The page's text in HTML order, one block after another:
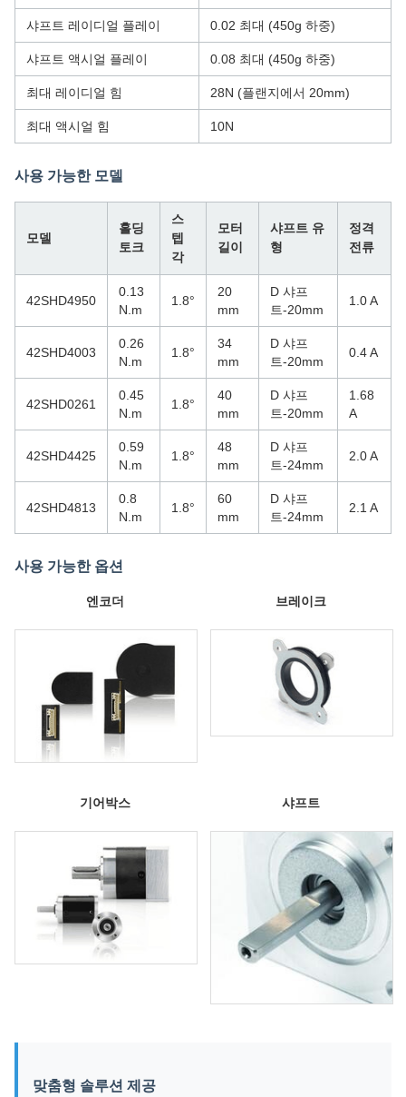
샤프트 레이디얼 플레이 0.02 최대 (450g 하중)
샤프트 액시얼 플레이 0.08 최대 (450g 하중)
최대 레이디얼 힘 28N (플랜지에서 20mm)
최대 액시얼 힘 10N
사용 가능한 모델
모델
홀딩
토크
스
텝
각
모터
길이
샤프트 유
형
정격
전류
42SHD4950
0.13
N.m
1.8°
20
mm
D 샤프
트-20mm
1.0 A
42SHD4003
0.26
N.m
1.8°
34
mm
D 샤프
트-20mm
0.4 A
42SHD0261
0.45
N.m
1.8°
40
mm
D 샤프
트-20mm
1.68
A
42SHD4425
0.59
N.m
1.8°
48
mm
D 샤프
트-24mm
2.0 A
42SHD4813
0.8
N.m
1.8°
60
mm
D 샤프
트-24mm
2.1 A
사용 가능한 옵션
엔코더 브레이크
기어박스 샤프트
맞춤형 솔루션 제공